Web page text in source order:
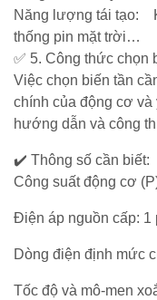
Điện
Quy
-
Bộ
Nhớt
pháp
&
Năng lượng tái tạo:
thống pin mặt trời…
✅ 5. Công thức chọn
Việc chọn biến tần
chính của động cơ
hướng dẫn và công
✔️ Thông số cần biết:
Công suất động cơ
Điện áp nguồn cấp: 1
Dòng điện định mức
Tốc độ và mô-men